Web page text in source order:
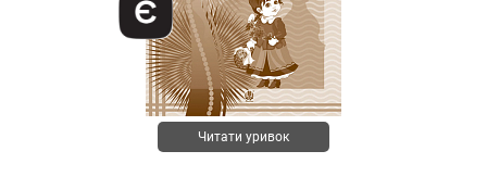
Читати уривок